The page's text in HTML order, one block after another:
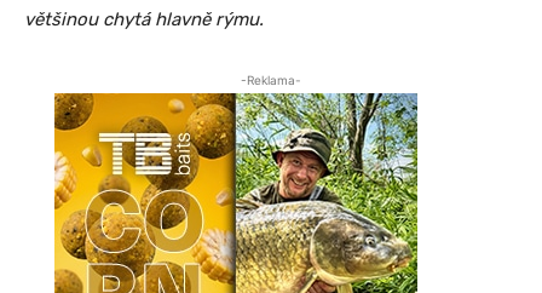
většinou chytá hlavně rýmu.
-Reklama-